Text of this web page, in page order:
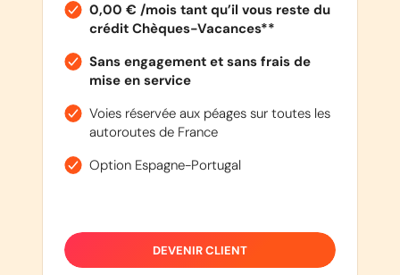
0,00 € /mois tant qu’il vous reste du
crédit Chèques-Vacances**
Sans engagement et sans frais de
mise en service
Voies réservée aux péages sur toutes les
autoroutes de France
Option Espagne-Portugal
DEVENIR CLIENT